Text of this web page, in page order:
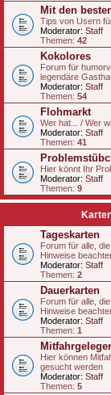
Mit den
Tips von Usern
Moderator: Staff
Themen: 42
Kokolores
Forum für
legendäre
Moderator: Staff
Themen: 54
Flohmarkt
Wer hat... / Wer
Moderator: Staff
Themen: 41
Hier könnt Ihr
Moderator: Staff
Themen: 9
Tageskarten
Forum für alle,
Hinweise
Moderator: Staff
Themen: 2
Dauerkarten
Forum für alle,
Hinweise
Moderator: Staff
Themen: 1
Hier können
gesucht werden
Moderator: Staff
Themen: 5